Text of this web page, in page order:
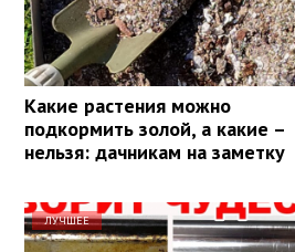
Какие растения можно
подкормить золой, а какие –
нельзя: дачникам на заметку
ЛУЧШЕЕ